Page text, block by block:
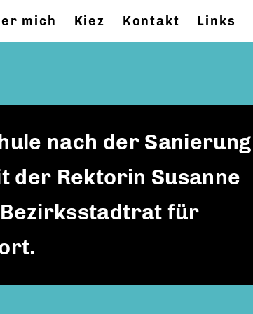
mich Kiez Kontakt Links
nach der Sanierung
der Rektorin Susanne
Bezirksstadtrat für